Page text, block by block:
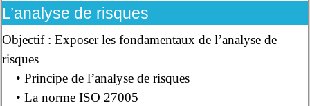
L’analyse de risques
Objectif : Exposer les fondamentaux de l’analyse de
risques
• Principe de l’analyse de risques
• La norme ISO 27005